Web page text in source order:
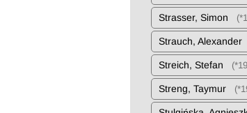
Strasser, Simon
Strauch, Alexander
Streich, Stefan
Streng, Taymur